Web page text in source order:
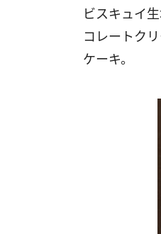
ビスキュイ
コレートク
ケーキ。